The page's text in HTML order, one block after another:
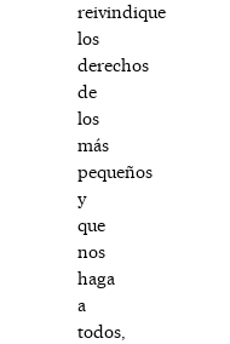
reivindique
los
derechos
de
los
más
pequeños
y
que
nos
haga
a
todos,